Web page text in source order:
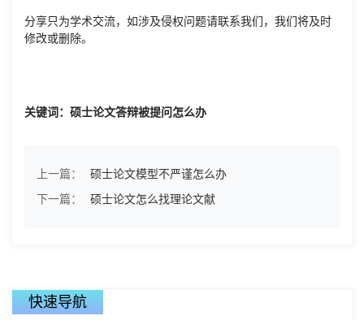
分享只为学术交流，如涉及侵权问题请联系我们，我们将及时
修改或删除。
关键词：硕士论文答辩被提问怎么办
上一篇：
硕士论文模型不严谨怎么办
下一篇：
硕士论文怎么找理论文献
快速导航